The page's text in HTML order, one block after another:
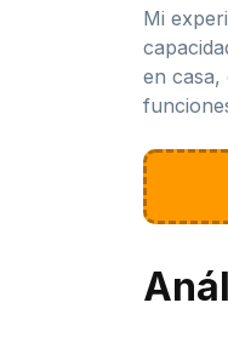
Mi
en casa,